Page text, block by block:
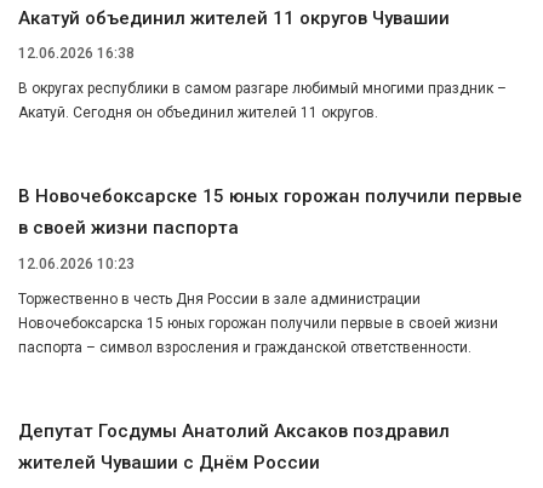
Акатуй объединил жителей 11 округов Чувашии
12.06.2026 16:38
В округах республики в самом разгаре любимый многими праздник –
Акатуй. Сегодня он объединил жителей 11 округов.
В Новочебоксарске 15 юных горожан получили первые
в своей жизни паспорта
12.06.2026 10:23
Торжественно в честь Дня России в зале администрации
Новочебоксарска 15 юных горожан получили первые в своей жизни
паспорта – символ взросления и гражданской ответственности.
Депутат Госдумы Анатолий Аксаков поздравил
жителей Чувашии с Днём России